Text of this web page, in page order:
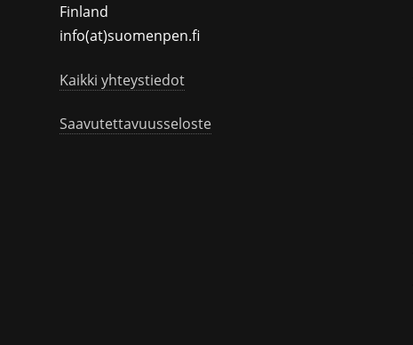
Finland
info(at)suomenpen.fi
Kaikki yhteystiedot
Saavutettavuusseloste